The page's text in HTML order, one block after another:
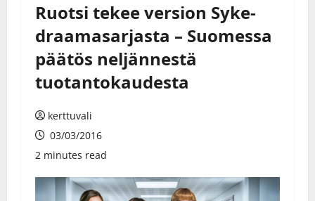
Ruotsi tekee version Syke-
draamasarjasta – Suomessa
päätös neljännestä
tuotantokaudesta
kerttuvali
03/03/2016
2 minutes read